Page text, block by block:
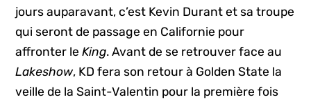
jours auparavant, c’est Kevin Durant et sa troupe
qui seront de passage en Californie pour
affronter leKing. Avant de se retrouver face au
Lakeshow, KD fera son retour à Golden State la
veille de la Saint-Valentin pour la première fois